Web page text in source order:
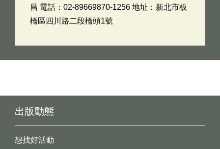
昌 電話：02-89669870-1256 地址：新北市板
橋區四川路二段橋頭1號
出版動態
想找好活動